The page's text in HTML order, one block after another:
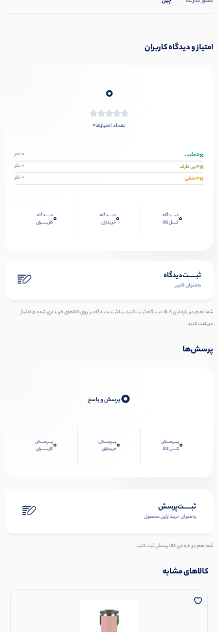
امتیاز و دیدگاه کاربران
0
تعداد امتیازها0
0مثبت 0 نفر
0بی طرف 0 نفر
0منفی 0 نفر
0دیــــدگاه
کــــل کالا
0دیــــدگاه
خریداران
0دیــــدگاه
کاربـــــران
ثبـــــت‌دیدگاه
به‌عنوان کاربر
شمـا هـم دربـاره ایـن کــالا دیــدگاه ثبــت کنید، بــا ثبــت‌دیـدگاه بر روی کالاهای خریداری شده ۵ امتیاز
دریافت کنید.
پرسش‌ها
0پرسش و پاسخ
0پـــرســـش
کــــل کالا
0پـــرســـش
خریداران
0پـــرســـش
کاربـــــران
ثبـــــت‌پرسش
به‌عنوان ‌خریدار‌این‌ محصول
شما هم درباره این کالا پرسش ثبت کنید
کالاهای مشابه